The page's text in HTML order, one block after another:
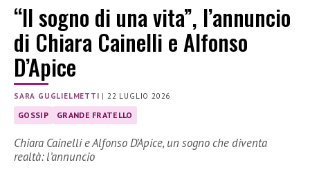
“Il sogno di una vita”, l’annuncio
di Chiara Cainelli e Alfonso
D’Apice
SARA GUGLIELMETTI |22 LUGLIO 2026
GOSSIP GRANDE FRATELLO
Chiara Cainelli e Alfonso D’Apice, un sogno che diventa
realtà: l’annuncio